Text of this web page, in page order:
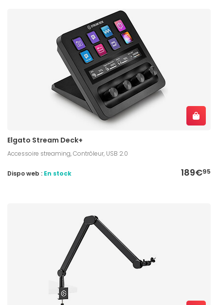
Elgato Stream Deck+
Accessoire streaming, Contrôleur, USB 2.0
189€95
Dispo web : En stock